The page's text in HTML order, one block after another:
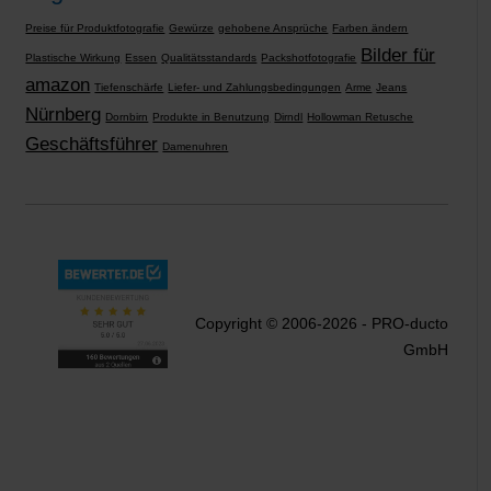
Preise für Produktfotografie Gewürze gehobene Ansprüche Farben ändern
Plastische Wirkung Essen Qualitätsstandards Packshotfotografie Bilder für
amazon Tiefenschärfe Liefer- und Zahlungsbedingungen Arme Jeans
Nürnberg Dornbirn Produkte in Benutzung Dirndl Hollowman Retusche
Geschäftsführer Damenuhren
Copyright © 2006-2026 - PRO-ducto
GmbH